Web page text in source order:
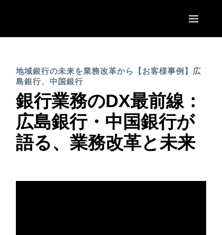
United States (English)
Canada (English)
Canada (Français)
México (Español)
Brasil (Português)
EUROPE
United Kingdom (English)
France (Français)
Deutschland (Deutsch)
Nederlands (English)
ASIA PACIFIC
Australia (English)
India (English)
地域銀行の未来を業務改革から【お客様事例】広
島銀行、中国銀行
銀行業務のDX最前線：
広島銀行・中国銀行が
語る、業務改革と未来